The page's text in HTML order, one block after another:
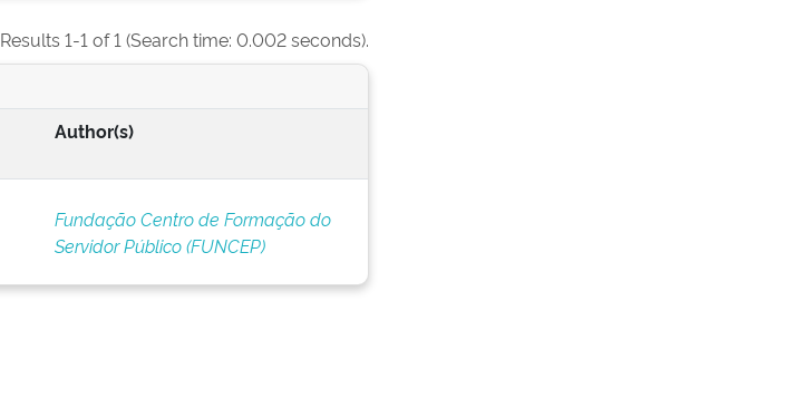
Results 1-1 of 1 (Search time: 0.002 seconds).
Author(s)
Fundação Centro de Formação do
Servidor Público (FUNCEP)